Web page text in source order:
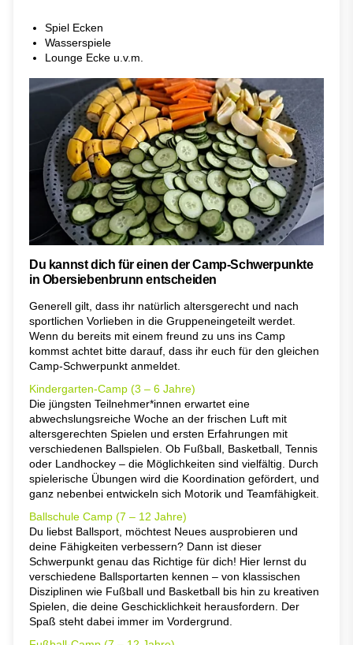
Spiel Ecken
Wasserspiele
Lounge Ecke u.v.m.
Du kannst dich für einen der Camp-Schwerpunkte
in Obersiebenbrunn entscheiden
Generell gilt, dass ihr natürlich altersgerecht und nach
sportlichen Vorlieben in die Gruppeneingeteilt werdet.
Wenn du bereits mit einem freund zu uns ins Camp
kommst achtet bitte darauf, dass ihr euch für den gleichen
Camp-Schwerpunkt anmeldet.
Kindergarten-Camp (3 – 6 Jahre)
Die jüngsten Teilnehmer*innen erwartet eine
abwechslungsreiche Woche an der frischen Luft mit
altersgerechten Spielen und ersten Erfahrungen mit
verschiedenen Ballspielen. Ob Fußball, Basketball, Tennis
oder Landhockey – die Möglichkeiten sind vielfältig. Durch
spielerische Übungen wird die Koordination gefördert, und
ganz nebenbei entwickeln sich Motorik und Teamfähigkeit.
Ballschule Camp (7 – 12 Jahre)
Du liebst Ballsport, möchtest Neues ausprobieren und
deine Fähigkeiten verbessern? Dann ist dieser
Schwerpunkt genau das Richtige für dich! Hier lernst du
verschiedene Ballsportarten kennen – von klassischen
Disziplinen wie Fußball und Basketball bis hin zu kreativen
Spielen, die deine Geschicklichkeit herausfordern. Der
Spaß steht dabei immer im Vordergrund.